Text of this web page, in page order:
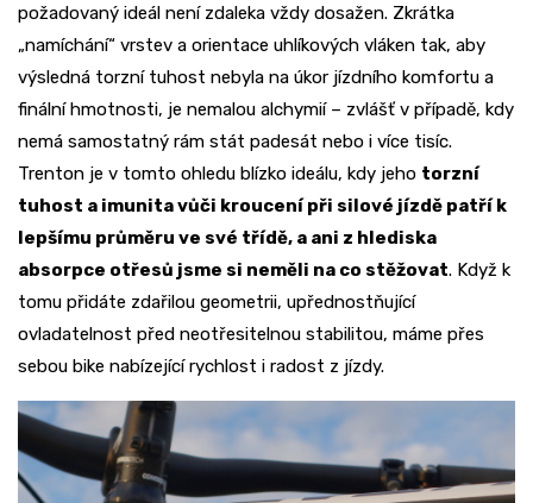
požadovaný ideál není zdaleka vždy dosažen. Zkrátka
„namíchání“ vrstev a orientace uhlíkových vláken tak, aby
výsledná torzní tuhost nebyla na úkor jízdního komfortu a
finální hmotnosti, je nemalou alchymií – zvlášť v případě, kdy
nemá samostatný rám stát padesát nebo i více tisíc.
Trenton je v tomto ohledu blízko ideálu, kdy jeho torzní
tuhost a imunita vůči kroucení při silové jízdě patří k
lepšímu průměru ve své třídě, a ani z hlediska
absorpce otřesů jsme si neměli na co stěžovat. Když k
tomu přidáte zdařilou geometrii, upřednostňující
ovladatelnost před neotřesitelnou stabilitou, máme přes
sebou bike nabízející rychlost i radost z jízdy.